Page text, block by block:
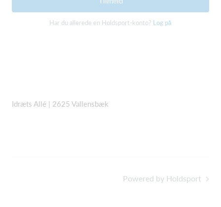
Har du allerede en Holdsport-konto? Log på
Idræts Allé | 2625 Vallensbæk
Powered by Holdsport